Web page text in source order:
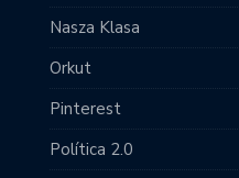
Nasza Klasa
Orkut
Pinterest
Política 2.0